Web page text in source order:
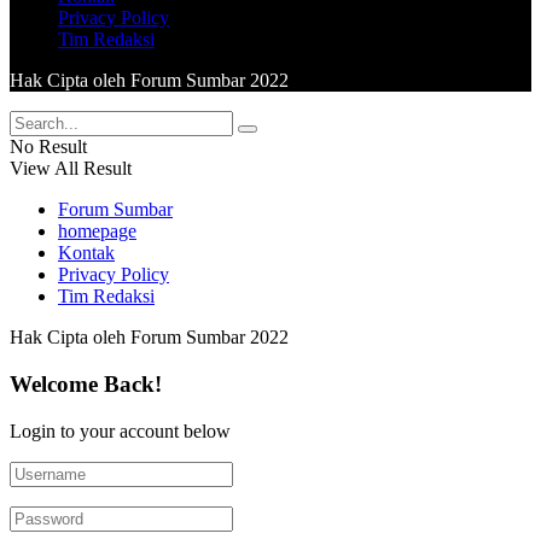
Privacy Policy
Tim Redaksi
Hak Cipta oleh Forum Sumbar 2022
No Result
View All Result
Forum Sumbar
homepage
Kontak
Privacy Policy
Tim Redaksi
Hak Cipta oleh Forum Sumbar 2022
Welcome Back!
Login to your account below